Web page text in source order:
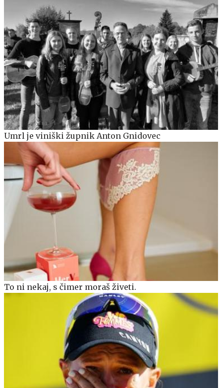
Umrl je viniški župnik Anton Gnidovec
To ni nekaj, s čimer moraš živeti.